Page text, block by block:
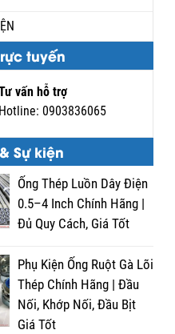
tuyến
vấn hỗ trợ
Hotline: 0903836065
Sự kiện
Ống Thép Luồn Dây Điện
0.5–4 Inch Chính Hãng |
Đủ Quy Cách, Giá Tốt
Phụ Kiện Ống Ruột Gà Lõi
Thép Chính Hãng | Đầu
Nối, Khớp Nối, Đầu Bịt
Giá Tốt